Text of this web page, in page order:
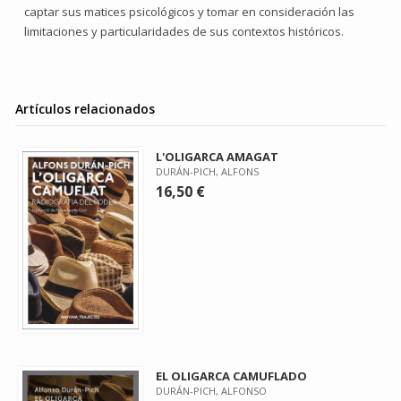
captar sus matices psicológicos y tomar en consideración las
limitaciones y particularidades de sus contextos históricos.
Artículos relacionados
L'OLIGARCA AMAGAT
DURÁN-PICH, ALFONS
16,50 €
EL OLIGARCA CAMUFLADO
DURÁN-PICH, ALFONSO